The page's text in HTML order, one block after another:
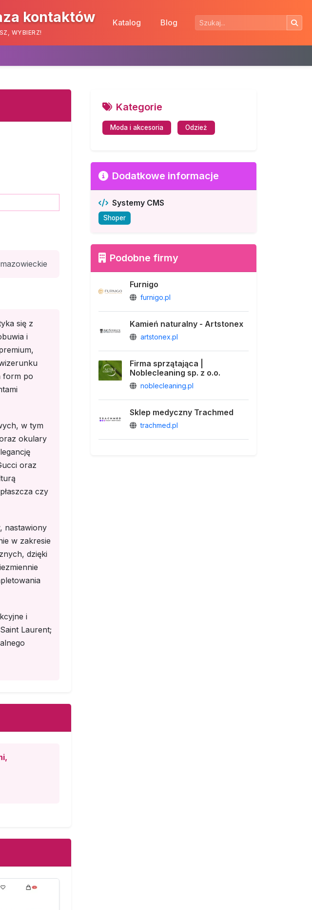
kontaktów
WYBIERZ!
Katalog Blog
się z
i
form po
w tym
okulary
oraz
czy
nastawiony
w zakresie
dzięki
i
Laurent;
Kategorie
Moda i akcesoria Odzież
Dodatkowe informacje
Systemy CMS
Shoper
Podobne firmy
Furnigo
furnigo.pl
Kamień naturalny - Artstonex
artstonex.pl
Firma sprzątająca |
Noblecleaning sp. z o.o.
noblecleaning.pl
Sklep medyczny Trachmed
trachmed.pl